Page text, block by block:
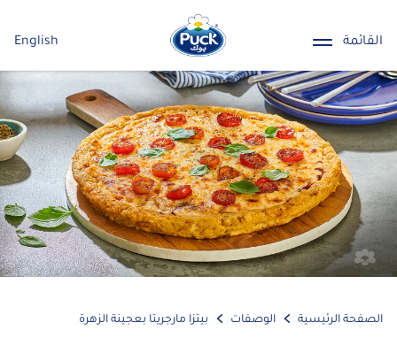
القائمة English
الصفحة الرئيسية الوصفات بيتزا مارجريتا بعجينة الزهرة